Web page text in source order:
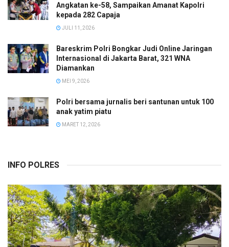
Angkatan ke-58, Sampaikan Amanat Kapolri
kepada 282 Capaja
JULI 11, 2026
Bareskrim Polri Bongkar Judi Online Jaringan
Internasional di Jakarta Barat, 321 WNA
Diamankan
MEI 9, 2026
Polri bersama jurnalis beri santunan untuk 100
anak yatim piatu
MARET 12, 2026
INFO POLRES